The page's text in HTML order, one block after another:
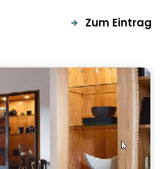
Zum Eintrag